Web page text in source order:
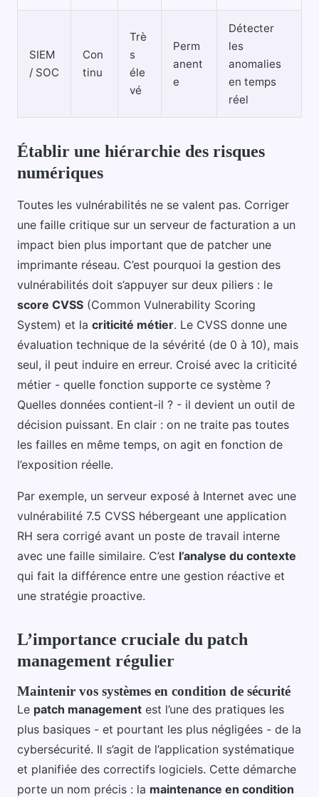
SIEM
/ SOC
Con
tinu
Trè
s
éle
vé
Perm
anent
e
Détecter
les
anomalies
en temps
réel
Établir une hiérarchie des risques
numériques
Toutes les vulnérabilités ne se valent pas. Corriger
une faille critique sur un serveur de facturation a un
impact bien plus important que de patcher une
imprimante réseau. C’est pourquoi la gestion des
vulnérabilités doit s’appuyer sur deux piliers : le
score CVSS (Common Vulnerability Scoring
System) et la criticité métier. Le CVSS donne une
évaluation technique de la sévérité (de 0 à 10), mais
seul, il peut induire en erreur. Croisé avec la criticité
métier - quelle fonction supporte ce système ?
Quelles données contient-il ? - il devient un outil de
décision puissant. En clair : on ne traite pas toutes
les failles en même temps, on agit en fonction de
l’exposition réelle.
Par exemple, un serveur exposé à Internet avec une
vulnérabilité 7.5 CVSS hébergeant une application
RH sera corrigé avant un poste de travail interne
avec une faille similaire. C’est l’analyse du contexte
qui fait la différence entre une gestion réactive et
une stratégie proactive.
L’importance cruciale du patch
management régulier
Maintenir vos systèmes en condition de sécurité
Le patch management est l’une des pratiques les
plus basiques - et pourtant les plus négligées - de la
cybersécurité. Il s’agit de l’application systématique
et planifiée des correctifs logiciels. Cette démarche
porte un nom précis : la maintenance en condition